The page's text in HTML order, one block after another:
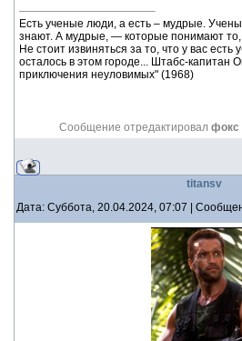
Есть ученые люди, а есть – мудрые.
знают. А мудрые, — которые понимают
Не стоит извиняться за то, что у вас есть
осталось в этом городе... Штабс-капитан
приключения неуловимых" (1968)
Сообщение отредактировал фокс
titansv
Дата: Суббота, 20.04.2024, 07:07 |